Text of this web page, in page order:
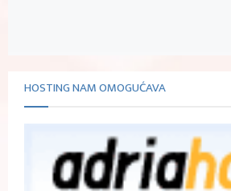
HOSTING NAM OMOGUĆAVA